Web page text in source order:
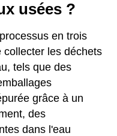
usées ?
en trois
les déchets
tels que des
grâce à un
des
dans l'eau